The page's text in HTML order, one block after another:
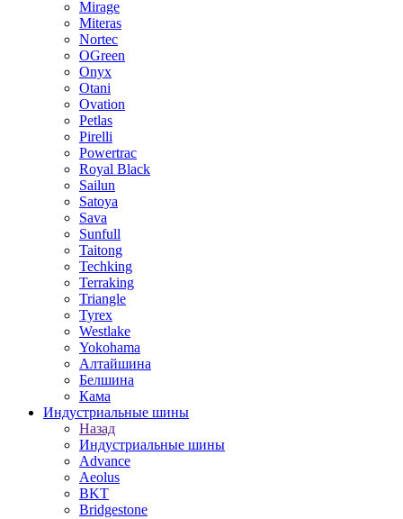
Mirage
Miteras
Nortec
OGreen
Onyx
Otani
Ovation
Petlas
Pirelli
Powertrac
Royal Black
Sailun
Satoya
Sava
Sunfull
Taitong
Techking
Terraking
Triangle
Tyrex
Westlake
Yokohama
Алтайшина
Белшина
Кама
Индустриальные шины
Назад
Индустриальные шины
Advance
Aeolus
BKT
Bridgestone